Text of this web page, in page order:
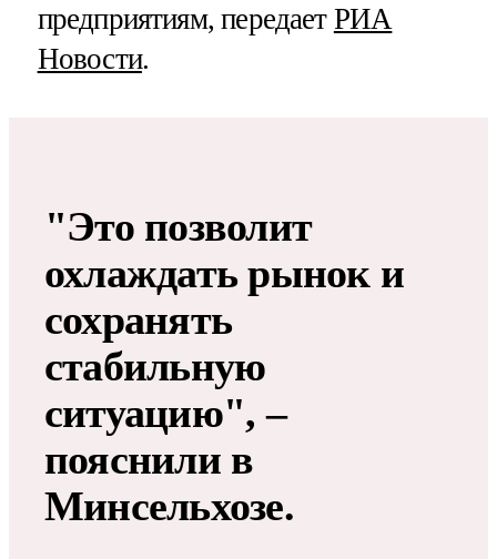
предприятиям, передает РИА
Новости.
"Это позволит
охлаждать рынок и
сохранять
стабильную
ситуацию", –
пояснили в
Минсельхозе.